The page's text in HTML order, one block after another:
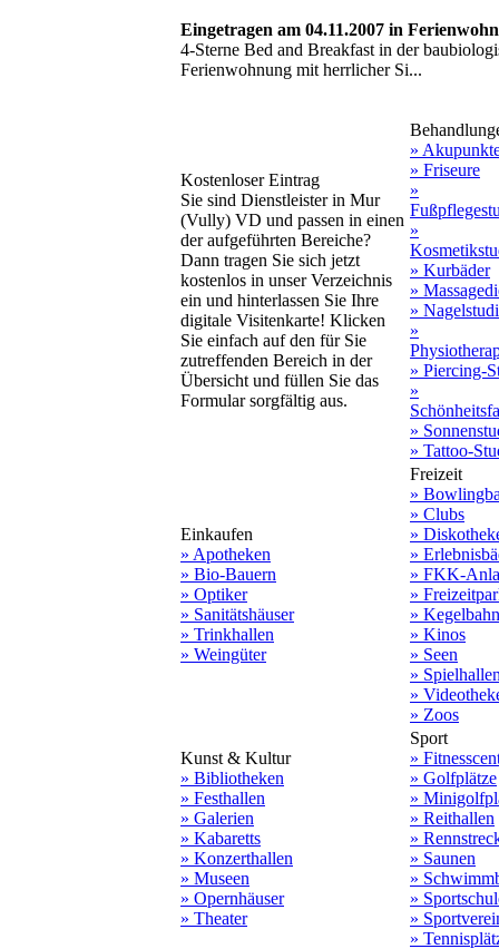
Eingetragen am 04.11.2007 in
4-Sterne Bed and Breakfast in der
Ferienwohnung mit herrlicher Si...
Kostenloser Eintrag
Sie sind Dienstleister in Mur
(Vully) VD und passen in einen
der aufgeführten Bereiche?
Dann tragen Sie sich jetzt
kostenlos in unser Verzeichnis
ein und hinterlassen Sie Ihre
digitale Visitenkarte! Klicken
Sie einfach auf den für Sie
zutreffenden Bereich in der
Übersicht und füllen Sie das
Formular sorgfältig aus.
»
» Friseure
»
»
» Kurbäder
»
»
»
» Piercing-
»
»
» Tattoo-
Einkaufen
» Apotheken
» Bio-Bauern
» Optiker
» Sanitätshäuser
» Trinkhallen
» Weingüter
Freizeit
»
» Clubs
»
»
» FKK-
»
»
» Kinos
» Seen
»
»
» Zoos
Kunst & Kultur
» Bibliotheken
» Festhallen
» Galerien
» Kabaretts
» Konzerthallen
» Museen
» Opernhäuser
» Theater
Sport
»
» Golfplätze
»
» Reithallen
»
» Saunen
»
»
»
»